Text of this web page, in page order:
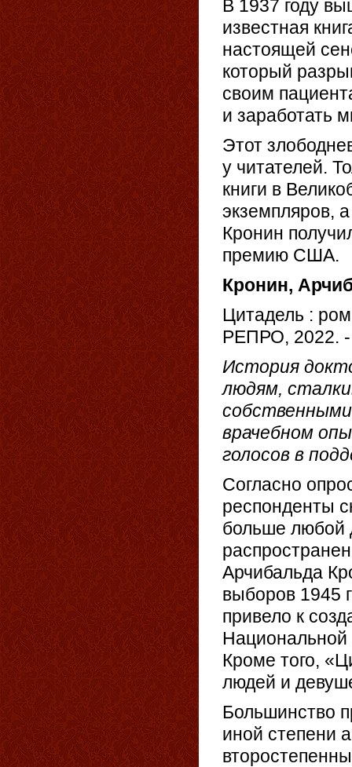
В 1937 году
известная
настоящей
который
своим
и заработать
Этот
у читателей.
книги в
экземпляров,
Кронин
премию США.
Кронин,
Цитадель :
РЕПРО, 2022. -
История
людям,
врачебном
голосов в
Согласно
респонденты
больше любой
Арчибальда
выборов 1945
привело к
Национальной
Кроме того,
людей и
Большинство
иной степени